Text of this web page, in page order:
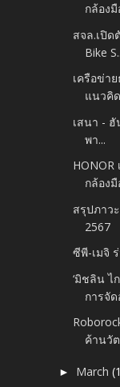
กล้องมื
สจล.เปิด
Bike
เครือข่า
แนวคิด
เสนา -
พา...
HONOR
กล้องมื
สรุปภาว
2567
ซีพี-เมจิ
‘มิชลิน ไ
การจัด
ค้านวัต
► March